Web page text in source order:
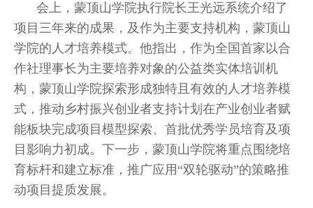
会上，蒙顶山学院执行院长王光远系统介绍了
项目三年来的成果，及作为主要支持机构，蒙顶山
学院的人才培养模式。他指出，作为全国首家以合
作社理事长为主要培养对象的公益类实体培训机
构，蒙顶山学院探索形成独特且有效的人才培养模
式，推动乡村振兴创业者支持计划在产业创业者赋
能板块完成项目模型探索、首批优秀学员培育及项
目影响力初成。下一步，蒙顶山学院将重点围绕培
育标杆和建立标准，推广应用“双轮驱动”的策略推
动项目提质发展。